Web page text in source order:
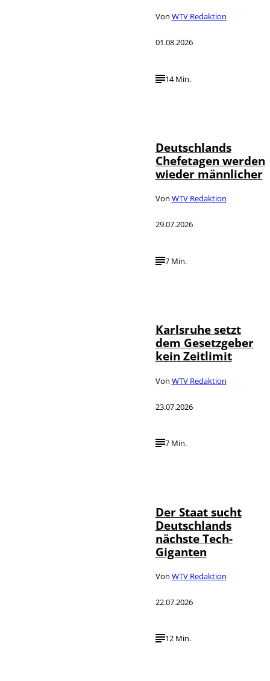
Von WTV Redaktion
01.08.2026
14 Min.
Deutschlands
Chefetagen werden
wieder männlicher
Von WTV Redaktion
29.07.2026
7 Min.
Karlsruhe setzt
dem Gesetzgeber
kein Zeitlimit
Von WTV Redaktion
23.07.2026
7 Min.
Der Staat sucht
Deutschlands
nächste Tech-
Giganten
Von WTV Redaktion
22.07.2026
12 Min.